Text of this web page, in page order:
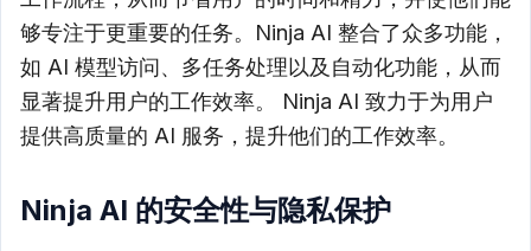
够专注于更重要的任务。Ninja AI 整合了众多功能，
如 AI 模型访问、多任务处理以及自动化功能，从而
显著提升用户的工作效率。 Ninja AI 致力于为用户
提供高质量的 AI 服务，提升他们的工作效率。
Ninja AI 的安全性与隐私保护